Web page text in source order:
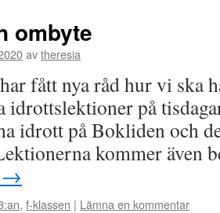
ombyte
avtheresia
fått nya råd hur vi ska
idrottslektioner på
idrott på Bokliden och
kommer även
→
, f-klassen | Lämna en kommentar